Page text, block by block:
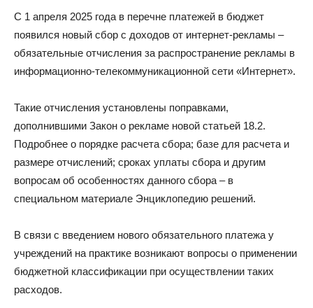
С 1 апреля 2025 года в перечне платежей в бюджет
появился новый сбор с доходов от интернет-рекламы –
обязательные отчисления за распространение рекламы в
информационно-телекоммуникационной сети «Интернет».
Такие отчисления установлены поправками,
дополнившими Закон о рекламе новой статьей 18.2.
Подробнее о порядке расчета сбора; базе для расчета и
размере отчислений; сроках уплаты сбора и другим
вопросам об особенностях данного сбора – в
специальном материале Энциклопедию решений.
В связи с введением нового обязательного платежа у
учреждений на практике возникают вопросы о применении
бюджетной классификации при осуществлении таких
расходов.